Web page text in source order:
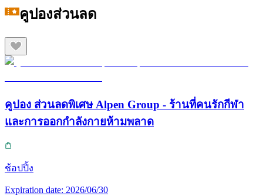
คูปองส่วนลด
คูปอง ส่วนลดพิเศษ Alpen Group - ร้านที่คนรักกีฬา
และการออกกำลังกายห้ามพลาด
ช้อปปิ้ง
Expiration date: 2026/06/30